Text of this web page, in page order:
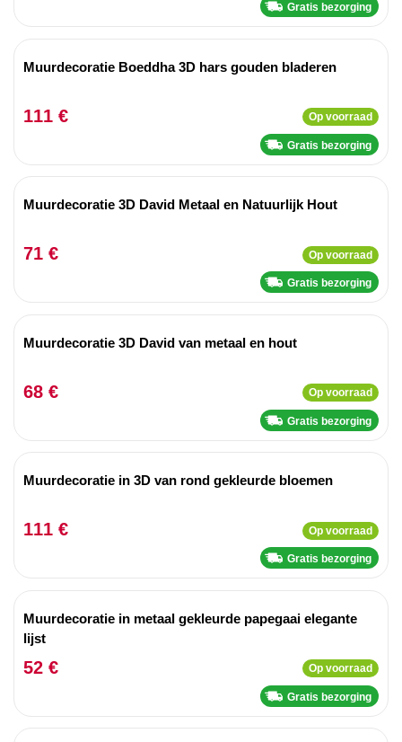
Gratis bezorging
Muurdecoratie Boeddha 3D hars gouden bladeren
111 € Op voorraad
Gratis bezorging
Muurdecoratie 3D David Metaal en Natuurlijk Hout
71 € Op voorraad
Gratis bezorging
Muurdecoratie 3D David van metaal en hout
68 € Op voorraad
Gratis bezorging
Muurdecoratie in 3D van rond gekleurde bloemen
111 € Op voorraad
Gratis bezorging
Muurdecoratie in metaal gekleurde papegaai elegante
lijst
52 € Op voorraad
Gratis bezorging